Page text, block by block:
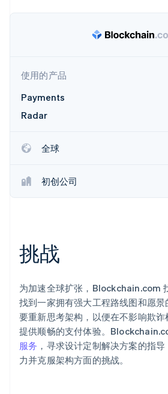
加速结账
Product roadmap
欺诈防范
初创企业注册
碳移除
游戏
酒店、旅游与休闲
使用的产品
Payments
Radar
全球
初创公司
挑战
为加速全球扩张，Blockchain.com
找到一家拥有强大工程路线图和愿
要重新思考架构，以便在不影响欺
提供顺畅的支付体验。
服务 ，寻求设计定制解决方案的指
力并克服架构方面的挑战。